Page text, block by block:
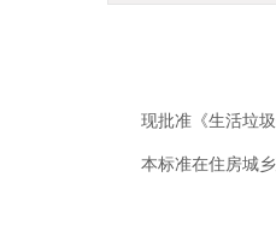
现批准《生活垃圾焚
本标准在住房城乡